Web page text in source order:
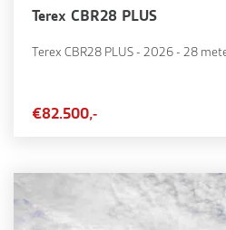
Terex CBR28 PLUS
Terex CBR28 PLUS - 2026 - 28
€82.500,-